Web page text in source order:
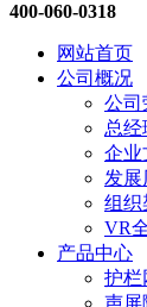
400-060-0318
网站首页
公司概况
公司
总经
企业
发展
组织
VR
产品中心
护栏
声屏